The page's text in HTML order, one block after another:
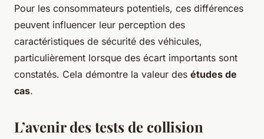
Pour les consommateurs potentiels, ces différences
peuvent influencer leur perception des
caractéristiques de sécurité des véhicules,
particulièrement lorsque des écart importants sont
constatés. Cela démontre la valeur des études de
cas.
L’avenir des tests de collision